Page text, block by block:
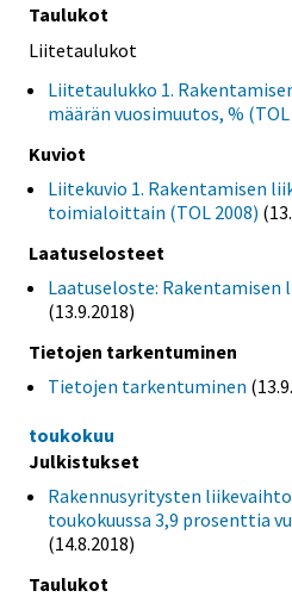
Taulukot
Liitetaulukot
Liitetaulukko 1.
määrän vuosimuutos, % (TOL
Kuviot
Liitekuvio 1. Rakentamisen
toimialoittain (TOL 2008)
Laatuselosteet
Laatuseloste: Rakentamisen
(13.9.2018)
Tietojen tarkentuminen
Tietojen tarkentuminen
toukokuu
Julkistukset
Rakennusyritysten
toukokuussa 3,9 prosenttia
(14.8.2018)
Taulukot